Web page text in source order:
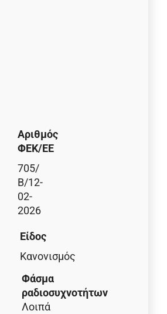
Αριθμός
ΦΕΚ/EE
705/
Β/12-
02-
2026
Είδος
Κανονισμός
Φάσμα
ραδιοσυχνοτήτων
Λοιπά